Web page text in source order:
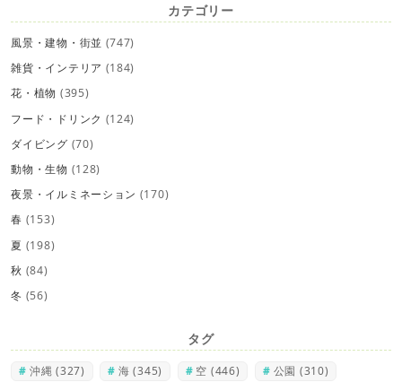
カテゴリー
風景・建物・街並 (747)
雑貨・インテリア (184)
花・植物 (395)
フード・ドリンク (124)
ダイビング (70)
動物・生物 (128)
夜景・イルミネーション (170)
春 (153)
夏 (198)
秋 (84)
冬 (56)
タグ
沖縄 (327) 海 (345) 空 (446) 公園 (310)